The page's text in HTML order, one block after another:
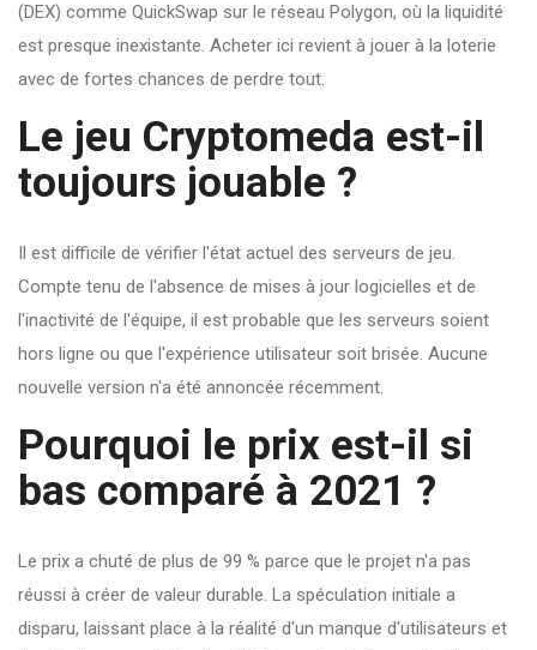
(DEX) comme QuickSwap sur le réseau Polygon, où la liquidité
est presque inexistante. Acheter ici revient à jouer à la loterie
avec de fortes chances de perdre tout.
Le jeu Cryptomeda est-il
toujours jouable ?
Il est difficile de vérifier l'état actuel des serveurs de jeu.
Compte tenu de l'absence de mises à jour logicielles et de
l'inactivité de l'équipe, il est probable que les serveurs soient
hors ligne ou que l'expérience utilisateur soit brisée. Aucune
nouvelle version n'a été annoncée récemment.
Pourquoi le prix est-il si
bas comparé à 2021 ?
Le prix a chuté de plus de 99 % parce que le projet n'a pas
réussi à créer de valeur durable. La spéculation initiale a
disparu, laissant place à la réalité d'un manque d'utilisateurs et